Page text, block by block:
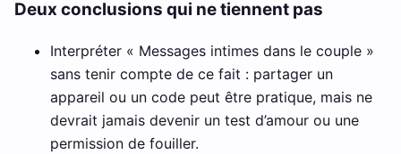
Deux conclusions qui ne tiennent pas
Interpréter « Messages intimes dans le couple »
sans tenir compte de ce fait : partager un
appareil ou un code peut être pratique, mais ne
devrait jamais devenir un test d’amour ou une
permission de fouiller.